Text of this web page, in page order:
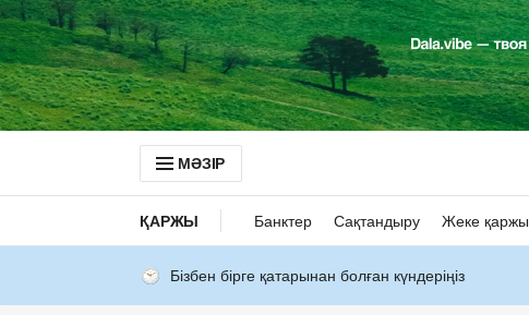
МӘЗІР
ҚАРЖЫ Банктер Сақтандыру Жеке қаржы
Бізбен бірге қатарынан болған күндеріңіз